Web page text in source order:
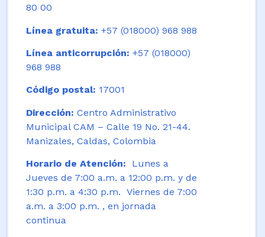
80 00
Línea gratuita: +57 (018000) 968 988
Línea anticorrupción: +57 (018000)
968 988
Código postal: 17001
Dirección: Centro Administrativo
Municipal CAM – Calle 19 No. 21-44.
Manizales, Caldas, Colombia
Horario de Atención: Lunes a
Jueves de 7:00 a.m. a 12:00 p.m. y de
1:30 p.m. a 4:30 p.m. Viernes de 7:00
a.m. a 3:00 p.m. , en jornada
continua